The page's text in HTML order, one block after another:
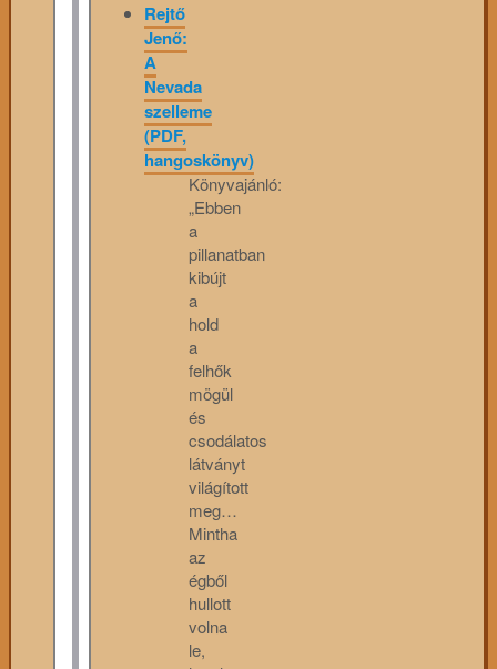
Rejtő
Jenő:
A
Nevada
szelleme
(PDF,
hangoskönyv)
Könyvajánló:
„Ebben
a
pillanatban
kibújt
a
hold
a
felhők
mögül
és
csodálatos
látványt
világított
meg…
Mintha
az
égből
hullott
volna
le,